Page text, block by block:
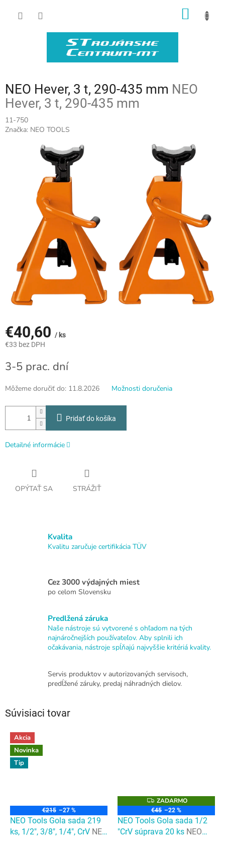
NEO Hever, 3 t, 290-435 mm NEO
Hever, 3 t, 290-435 mm
11-750
Značka: NEO TOOLS
€40,60 / ks
€33 bez DPH
cena:
3-5 prac. dní
Môžeme doručiť do: 11.8.2026 Možnosti doručenia
Pridať do košíka
Detailné informácie
OPÝTAŤ SA STRÁŽIŤ
Kvalita
Kvalitu zaručuje certifikácia TÜV
Cez 3000 výdajných miest
po celom Slovensku
Predlžená záruka
Naše nástroje sú vytvorené s ohľadom na tých
najnáročnejších používateľov. Aby splnili ich
očakávania, nástroje spĺňajú najvyššie kritériá kvality.
Servis produktov v autorizovaných servisoch,
predĺžené záruky, predaj náhradných dielov.
Súvisiaci tovar
Akcia
Novinka
Tip
€215 –27 %
NEO Tools Gola sada 219
ks, 1/2", 3/8", 1/4", CrV NEO
Z
A
D
A
R
M
ZADARMO
€45 –22 %
NEO Tools Gola sada 1/2
"CrV súprava 20 ks NEO